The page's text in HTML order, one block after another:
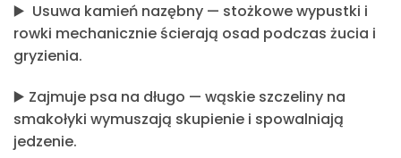
▶️ Usuwa kamień nazębny — stożkowe wypustki i
rowki mechanicznie ścierają osad podczas żucia i
gryzienia.
▶️ Zajmuje psa na długo — wąskie szczeliny na
smakołyki wymuszają skupienie i spowalniają
jedzenie.